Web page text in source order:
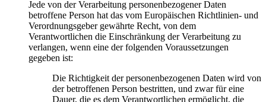
Jede von der Verarbeitung personenbezogener Daten
betroffene Person hat das vom Europäischen Richtlinien- und
Verordnungsgeber gewährte Recht, von dem
Verantwortlichen die Einschränkung der Verarbeitung zu
verlangen, wenn eine der folgenden Voraussetzungen
gegeben ist:
Die Richtigkeit der personenbezogenen Daten wird von
der betroffenen Person bestritten, und zwar für eine
Dauer, die es dem Verantwortlichen ermöglicht, die